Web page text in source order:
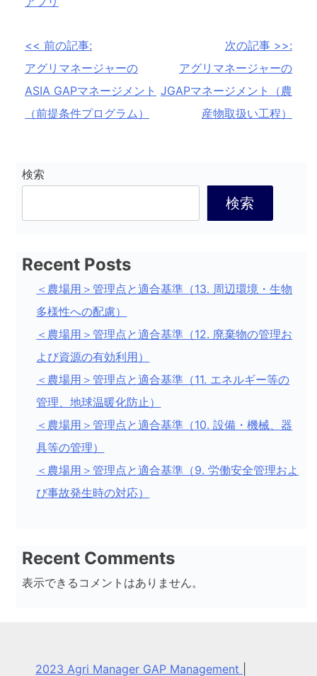
投
稿
ナ
ビ
ー
ョ
<< 前の記事:
アグリマネージャーの
ASIA GAPマネージメント
（前提条件プログラム）
次の記事 >>:
アグリマネージャーの
JGAPマネージメント（農
産物取扱い工程）
検索
検索
Recent Posts
＜農場用＞管理点と適合基準（13. 周辺環境・生物
多様性への配慮）
＜農場用＞管理点と適合基準（12. 廃棄物の管理お
よび資源の有効利用）
＜農場用＞管理点と適合基準（11. エネルギー等の
管理、地球温暖化防止）
＜農場用＞管理点と適合基準（10. 設備・機械、器
具等の管理）
＜農場用＞管理点と適合基準（9. 労働安全管理およ
び事故発生時の対応）
Recent Comments
表示できるコメントはありません。
2023 Agri Manager GAP Management